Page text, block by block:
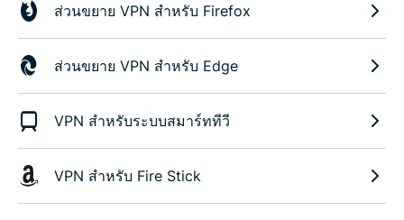
ส่วนขยาย VPN สำหรับ Firefox
ส่วนขยาย VPN สำหรับ Edge
VPN สำหรับระบบสมาร์ททีวี
VPN สำหรับ Fire Stick